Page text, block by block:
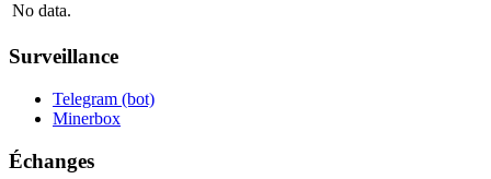
No data.
Surveillance
Telegram (bot)
Minerbox
Échanges